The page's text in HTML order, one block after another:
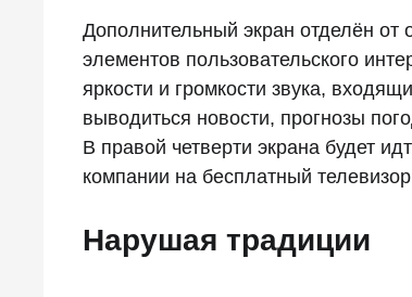
Дополнительный экран отделён от
элементов пользовательского
яркости и громкости звука,
выводиться новости, прогнозы
В правой четверти экрана будет
компании на бесплатный
Нарушая традиции